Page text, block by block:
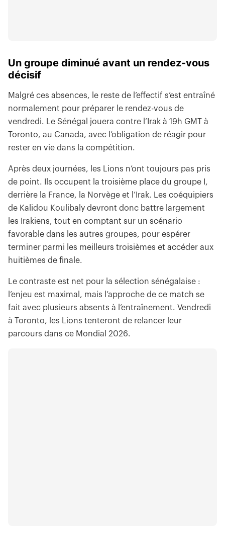
Un groupe diminué avant un rendez-vous
décisif
Malgré ces absences, le reste de l’effectif s’est entraîné
normalement pour préparer le rendez-vous de
vendredi. Le Sénégal jouera contre l’Irak à 19h GMT à
Toronto, au Canada, avec l’obligation de réagir pour
rester en vie dans la compétition.
Après deux journées, les Lions n’ont toujours pas pris
de point. Ils occupent la troisième place du groupe I,
derrière la France, la Norvège et l’Irak. Les coéquipiers
de Kalidou Koulibaly devront donc battre largement
les Irakiens, tout en comptant sur un scénario
favorable dans les autres groupes, pour espérer
terminer parmi les meilleurs troisièmes et accéder aux
huitièmes de finale.
Le contraste est net pour la sélection sénégalaise :
l’enjeu est maximal, mais l’approche de ce match se
fait avec plusieurs absents à l’entraînement. Vendredi
à Toronto, les Lions tenteront de relancer leur
parcours dans ce Mondial 2026.